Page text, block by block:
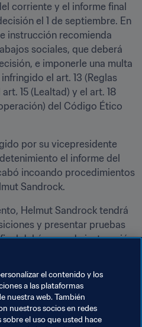
corriente y el informe final
el 1 de septiembre. En
instrucción recomienda
sociales, que deberá
e imponerle una multa
el art. 13 (Reglas
15 (Lealtad) y el art. 18
del Código Ético
por su vicepresidente
el informe del
incoando procedimientos
Sandrock.
Helmut Sandrock tendrá
y presentar pruebas
del órgano de instrucción
y podrá pedir audiencia (v.
presunción de inocencia
el órgano de
los pormenores del
el contenido y los
a las plataformas
nuestra web. También
nuestros socios en redes
el uso que usted hace